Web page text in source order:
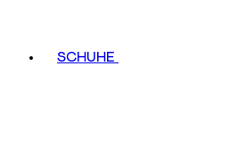
SCHUHE